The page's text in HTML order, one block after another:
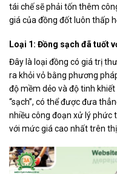
tái chế sẽ phải tốn thêm
giá của đồng đốt luôn thấp
Loại 1: Đồng sạch đã tuốt
Đây là loại đồng có giá trị
ra khỏi vỏ bằng phương
độ mềm dẻo và độ tinh
“sạch”, có thể được đưa
nhiều công đoạn xử lý phức
với mức giá cao nhất trên